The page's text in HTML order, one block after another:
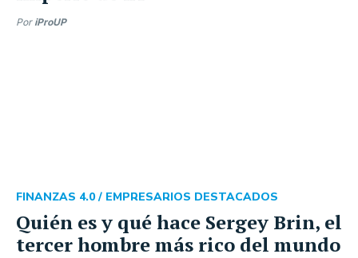
Por iProUP
Quién es y qué hace Sergey Brin, el
tercer hombre más rico del mundo
FINANZAS 4.0 / EMPRESARIOS DESTACADOS